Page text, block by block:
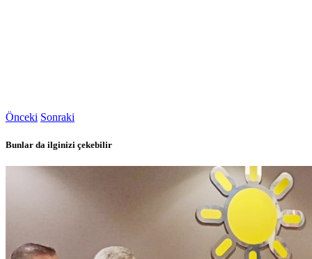
Önceki Sonraki
Bunlar da ilginizi çekebilir